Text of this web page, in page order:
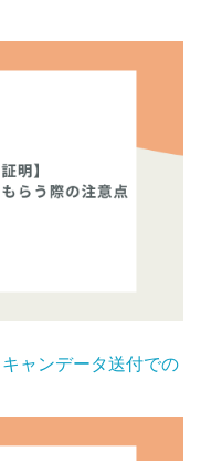
ャンデータ送付での